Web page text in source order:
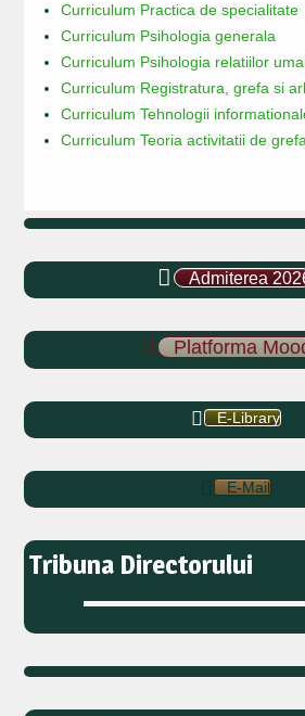
Curriculum Practica de specialitate
Curriculum Psihologia generala
Curriculum Psihologia relatiilor
Curriculum Registratura, grefa si
Curriculum Tehnologii
Curriculum Teoria activitatii de
Admiterea
Platforma
E-Library
E-Mail
Tribuna Directorului